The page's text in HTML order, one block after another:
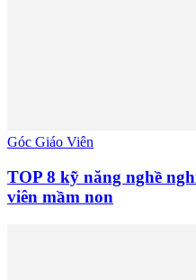
Góc Giáo Viên
TOP 8 kỹ năng nghề
viên mầm non